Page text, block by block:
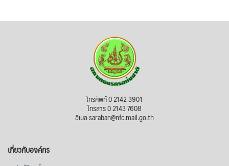
โทรศัพท์ 0 2142 3901
โทรสาร 0 2143 7608
อีเมล saraban@nfc.mail.go.th
เกี่ยวกับองค์กร